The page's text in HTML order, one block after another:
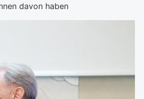
davon haben